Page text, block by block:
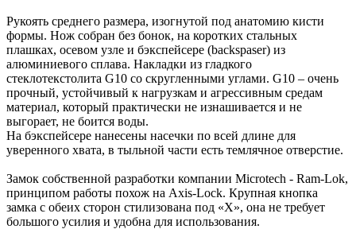
Рукоять среднего размера, изогнутой под анатомию кисти
формы. Нож собран без бонок, на коротких стальных
плашках, осевом узле и бэкспейсере (backspaser) из
алюминиевого сплава. Накладки из гладкого
стеклотекстолита G10 со скругленными углами. G10 – очень
прочный, устойчивый к нагрузкам и агрессивным средам
материал, который практически не изнашивается и не
выгорает, не боится воды.
На бэкспейсере нанесены насечки по всей длине для
уверенного хвата, в тыльной части есть темлячное отверстие.
Замок собственной разработки компании Microtech - Ram-Lok,
принципом работы похож на Axis-Lock. Крупная кнопка
замка с обеих сторон стилизована под «Х», она не требует
большого усилия и удобна для использования.